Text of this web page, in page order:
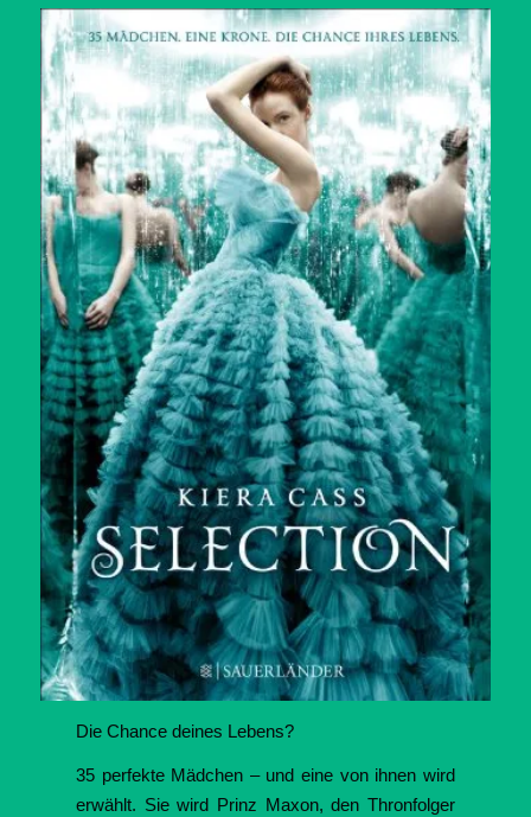
Die Chance deines Lebens?
35 perfekte Mädchen – und eine von ihnen wird
erwählt. Sie wird Prinz Maxon, den Thronfolger